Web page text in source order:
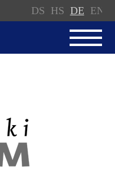
DS HS DE EN